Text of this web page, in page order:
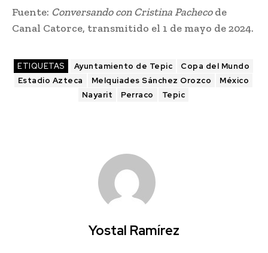
Fuente: Conversando con Cristina Pachecode
Canal Catorce, transmitido el 1 de mayo de 2024.
ETIQUETAS Ayuntamiento de Tepic
Copa del Mundo
Estadio Azteca
Melquiades Sánchez Orozco
México
Nayarit
Perraco Tepic
Yostal Ramírez